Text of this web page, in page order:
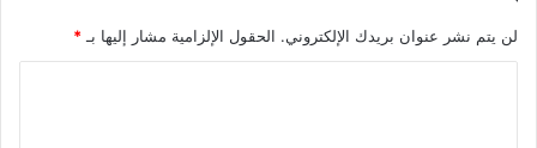
لن يتم نشر عنوان بريدك الإلكتروني. الحقول الإلزامية مشار إليها بـ *